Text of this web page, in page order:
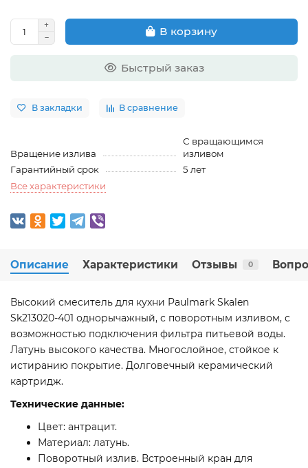
В корзину
Быстрый заказ
В закладки В сравнение
Вращение излива
С вращающимся
изливом
Гарантийный срок
5 лет
Все характеристики
Описание Характеристики Отзывы 0
Высокий смеситель для кухни Paulmark Skalen
Sk213020-401 однорычажный, с поворотным изливом, с
возможностью подключения фильтра питьевой воды.
Латунь высокого качества. Многослойное, стойкое к
истиранию покрытие. Долговечный керамический
картридж.
Технические данные:
Цвет: антрацит.
Материал: латунь.
Поворотный излив. Встроенный кран для